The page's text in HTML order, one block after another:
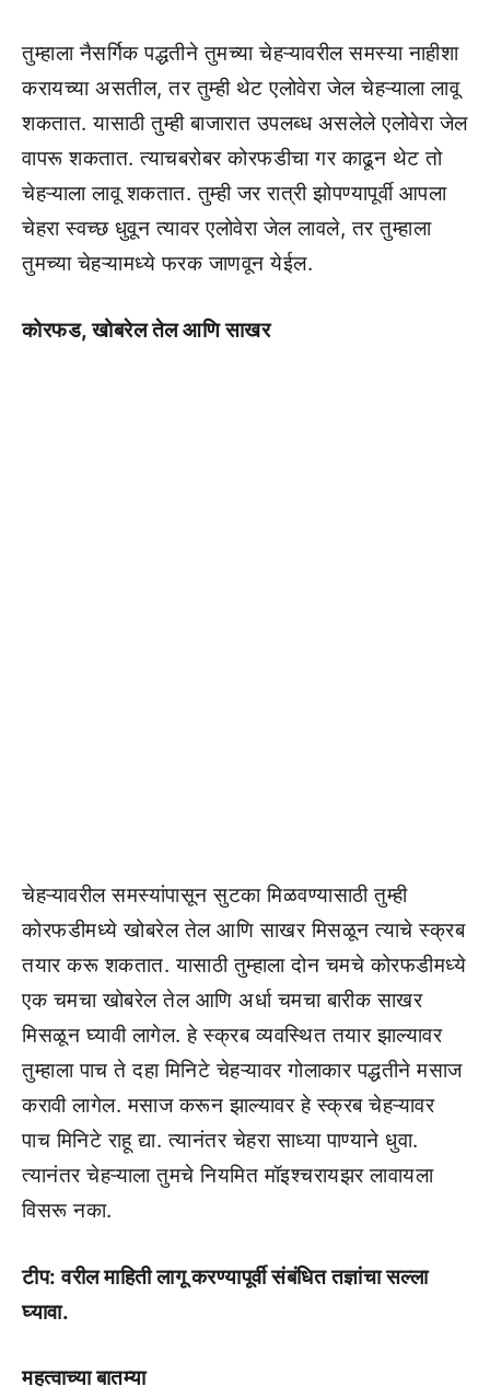
तुम्हाला नैसर्गिक पद्धतीने तुमच्या चेहऱ्यावरील समस्या नाहीशा
करायच्या असतील, तर तुम्ही थेट एलोवेरा जेल चेहऱ्याला लावू
शकतात. यासाठी तुम्ही बाजारात उपलब्ध असलेले एलोवेरा जेल
वापरू शकतात. त्याचबरोबर कोरफडीचा गर काढून थेट तो
चेहऱ्याला लावू शकतात. तुम्ही जर रात्री झोपण्यापूर्वी आपला
चेहरा स्वच्छ धुवून त्यावर एलोवेरा जेल लावले, तर तुम्हाला
तुमच्या चेहऱ्यामध्ये फरक जाणवून येईल.
कोरफड, खोबरेल तेल आणि साखर
चेहऱ्यावरील समस्यांपासून सुटका मिळवण्यासाठी तुम्ही
कोरफडीमध्ये खोबरेल तेल आणि साखर मिसळून त्याचे स्क्रब
तयार करू शकतात. यासाठी तुम्हाला दोन चमचे कोरफडीमध्ये
एक चमचा खोबरेल तेल आणि अर्धा चमचा बारीक साखर
मिसळून घ्यावी लागेल. हे स्क्रब व्यवस्थित तयार झाल्यावर
तुम्हाला पाच ते दहा मिनिटे चेहऱ्यावर गोलाकार पद्धतीने मसाज
करावी लागेल. मसाज करून झाल्यावर हे स्क्रब चेहऱ्यावर
पाच मिनिटे राहू द्या. त्यानंतर चेहरा साध्या पाण्याने धुवा.
त्यानंतर चेहऱ्याला तुमचे नियमित मॉइश्चरायझर लावायला
विसरू नका.
टीप: वरील माहिती लागू करण्यापूर्वी संबंधित तज्ञांचा सल्ला
घ्यावा.
महत्वाच्या बातम्या